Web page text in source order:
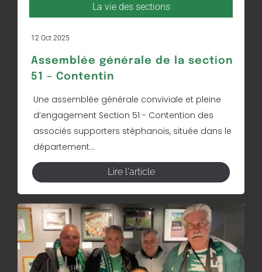
La vie des sections
12 Oct 2025
Assemblée générale de la section
51 – Contentin
Une assemblée générale conviviale et pleine
d’engagement Section 51 - Contention des
associés supporters stéphanois, située dans le
département...
Lire l'article